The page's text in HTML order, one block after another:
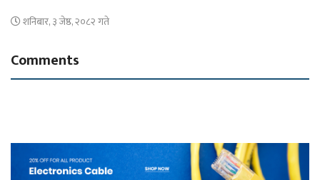
शनिबार, ३ जेष्ठ, २०८२ गते
Comments